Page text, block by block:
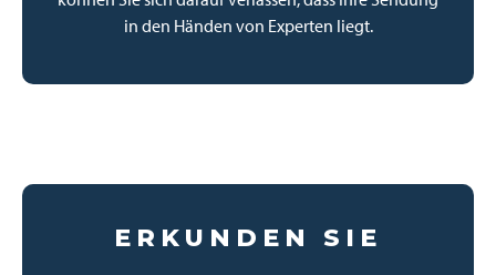
in den Händen von Experten liegt.
ERKUNDEN SIE